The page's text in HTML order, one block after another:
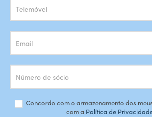
Concordo com o armazenamento dos
com a Política de